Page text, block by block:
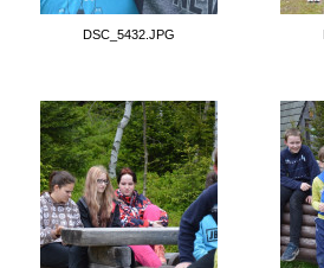
DSC_5432.JPG